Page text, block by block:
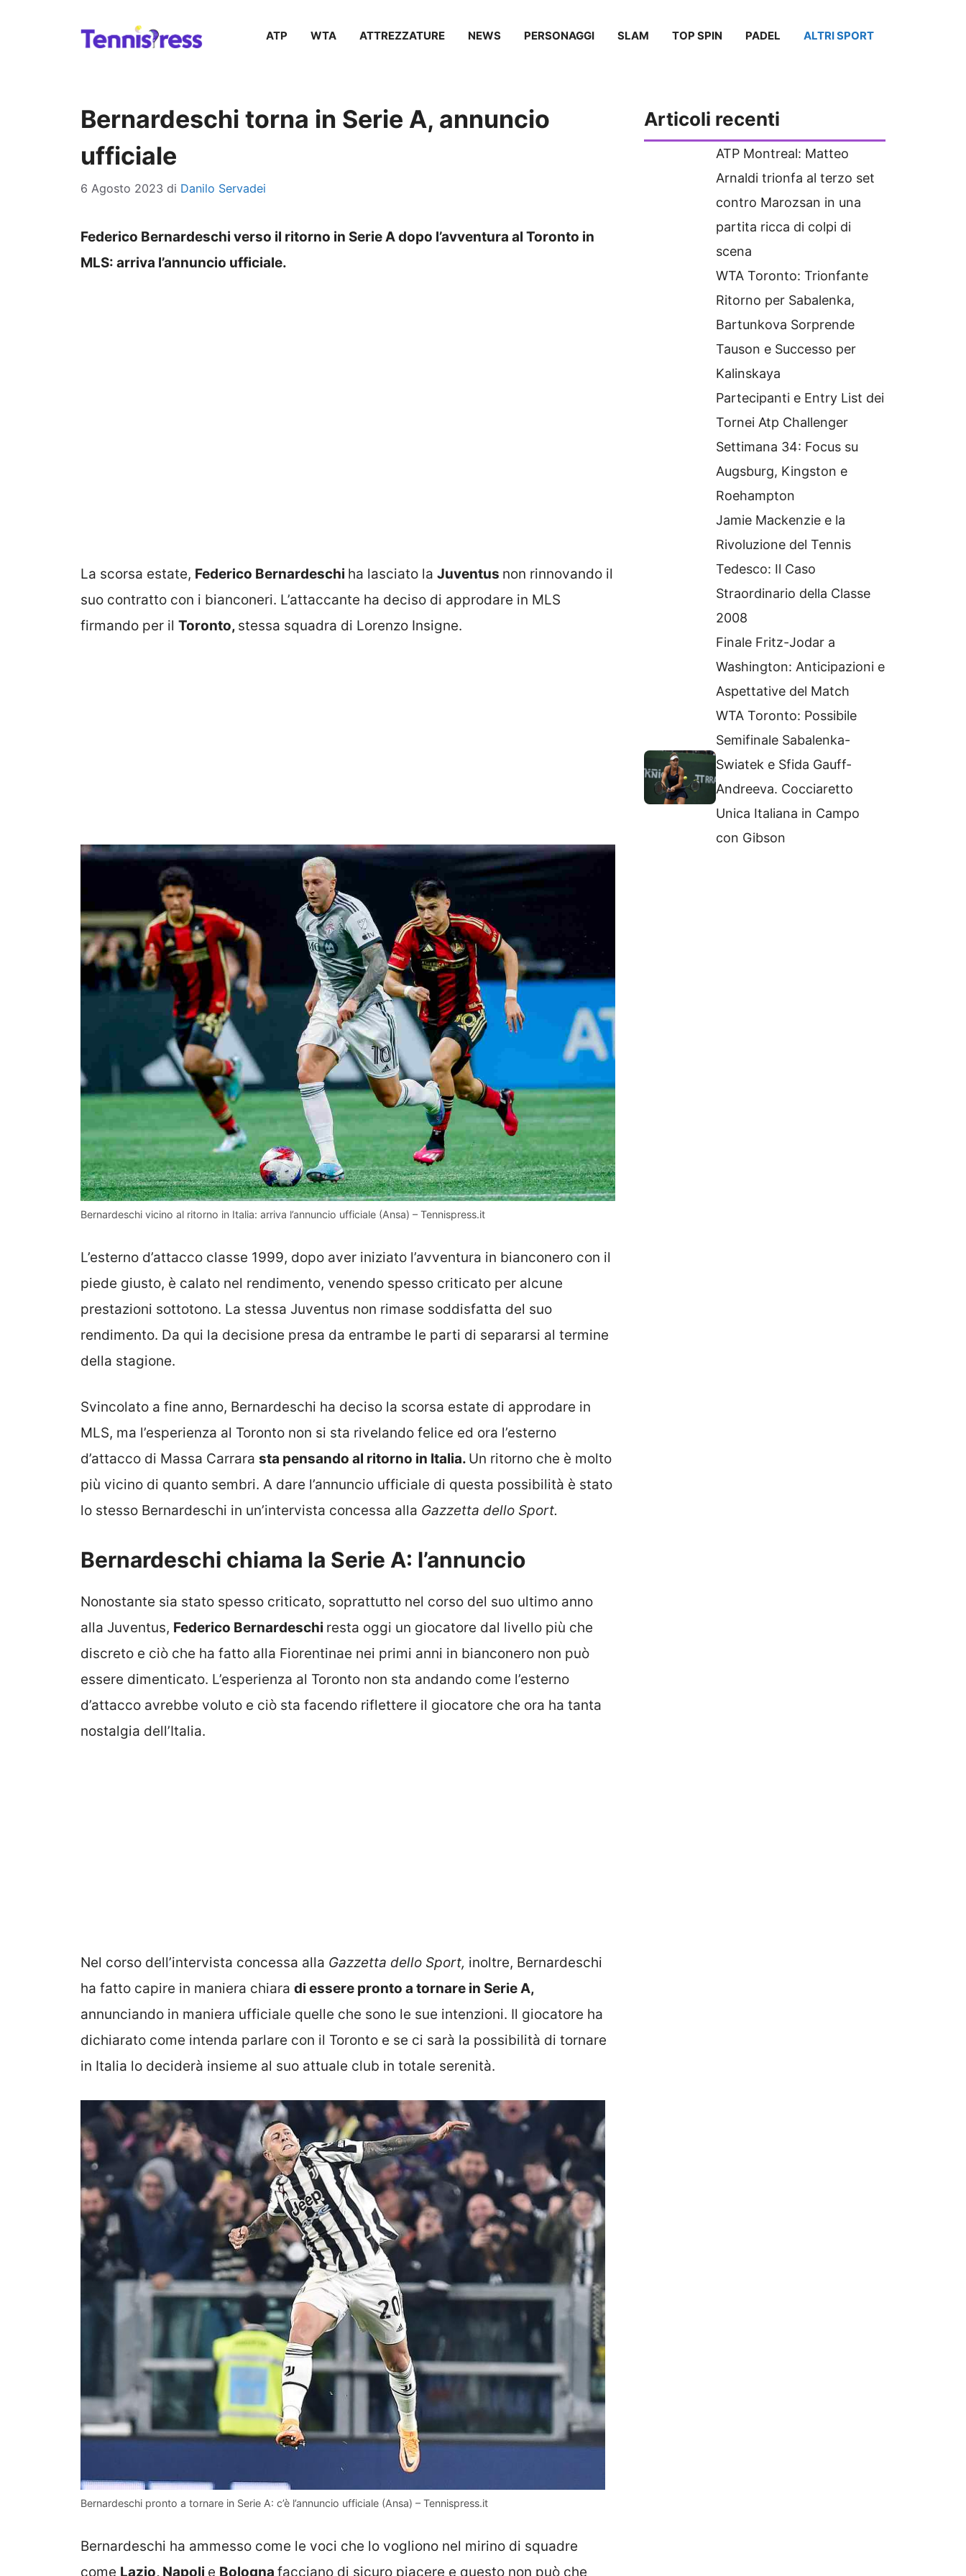
ATP WTA ATTREZZATURE NEWS PERSONAGGI SLAM TOP SPIN PADEL ALTRI SPORT
Bernardeschi torna in Serie A, annuncio
ufficiale
6 Agosto 2023 di Danilo Servadei
Federico Bernardeschi verso il ritorno in Serie A dopo l’avventura al Toronto in
MLS: arriva l’annuncio ufficiale.
La scorsa estate, Federico Bernardeschi ha lasciato la Juventus non rinnovando il
suo contratto con i bianconeri. L’attaccante ha deciso di approdare in MLS
firmando per il Toronto, stessa squadra di Lorenzo Insigne.
Bernardeschi vicino al ritorno in Italia: arriva l’annuncio ufficiale (Ansa) – Tennispress.it
L’esterno d’attacco classe 1999, dopo aver iniziato l’avventura in bianconero con il
piede giusto, è calato nel rendimento, venendo spesso criticato per alcune
prestazioni sottotono. La stessa Juventus non rimase soddisfatta del suo
rendimento. Da qui la decisione presa da entrambe le parti di separarsi al termine
della stagione.
Svincolato a fine anno, Bernardeschi ha deciso la scorsa estate di approdare in
MLS, ma l’esperienza al Toronto non si sta rivelando felice ed ora l’esterno
d’attacco di Massa Carrara sta pensando al ritorno in Italia. Un ritorno che è molto
più vicino di quanto sembri. A dare l’annuncio ufficiale di questa possibilità è stato
lo stesso Bernardeschi in un’intervista concessa alla Gazzetta dello Sport.
Bernardeschi chiama la Serie A: l’annuncio
Nonostante sia stato spesso criticato, soprattutto nel corso del suo ultimo anno
alla Juventus, Federico Bernardeschi resta oggi un giocatore dal livello più che
discreto e ciò che ha fatto alla Fiorentinae nei primi anni in bianconero non può
essere dimenticato. L’esperienza al Toronto non sta andando come l’esterno
d’attacco avrebbe voluto e ciò sta facendo riflettere il giocatore che ora ha tanta
nostalgia dell’Italia.
Nel corso dell’intervista concessa alla Gazzetta dello Sport, inoltre, Bernardeschi
ha fatto capire in maniera chiara di essere pronto a tornare in Serie A,
annunciando in maniera ufficiale quelle che sono le sue intenzioni. Il giocatore ha
dichiarato come intenda parlare con il Toronto e se ci sarà la possibilità di tornare
in Italia lo deciderà insieme al suo attuale club in totale serenità.
Bernardeschi pronto a tornare in Serie A: c’è l’annuncio ufficiale (Ansa) – Tennispress.it
Bernardeschi ha ammesso come le voci che lo vogliono nel mirino di squadre
come Lazio, Napoli e Bologna facciano di sicuro piacere e questo non può che
Articoli recenti
ATP Montreal: Matteo
Arnaldi trionfa al terzo set
contro Marozsan in una
partita ricca di colpi di
scena
WTA Toronto: Trionfante
Ritorno per Sabalenka,
Bartunkova Sorprende
Tauson e Successo per
Kalinskaya
Partecipanti e Entry List dei
Tornei Atp Challenger
Settimana 34: Focus su
Augsburg, Kingston e
Roehampton
Jamie Mackenzie e la
Rivoluzione del Tennis
Tedesco: Il Caso
Straordinario della Classe
2008
Finale Fritz-Jodar a
Washington: Anticipazioni e
Aspettative del Match
WTA Toronto: Possibile
Semifinale Sabalenka-
Swiatek e Sfida Gauff-
Andreeva. Cocciaretto
Unica Italiana in Campo
con Gibson